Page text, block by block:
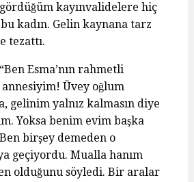
kayınvalidelere hiç
kadın. Gelin kaynana tarz
tezattı.
Esma’nın rahmetli
annesiyim! Üvey oğlum
gelinim yalnız kalmasın diye
Yoksa benim evim başka
birşey demeden o
geçiyordu. Mualla hanım
olduğunu söyledi. Bir aralar